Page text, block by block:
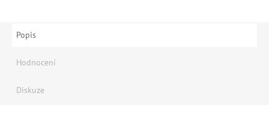
Popis
Hodnocení
Diskuze